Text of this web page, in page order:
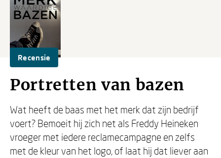
Recensie
Portretten van bazen
Wat heeft de baas met het merk dat zijn bedrijf
voert? Bemoeit hij zich net als Freddy Heineken
vroeger met iedere reclamecampagne en zelfs
met de kleur van het logo, of laat hij dat liever aan